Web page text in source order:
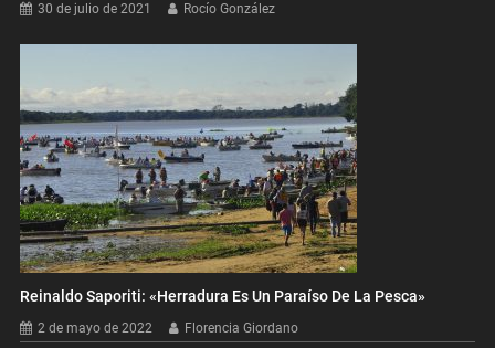
30 de julio de 2021 Rocío González
Reinaldo Saporiti: «Herradura Es Un Paraíso De La Pesca»
2 de mayo de 2022 Florencia Giordano